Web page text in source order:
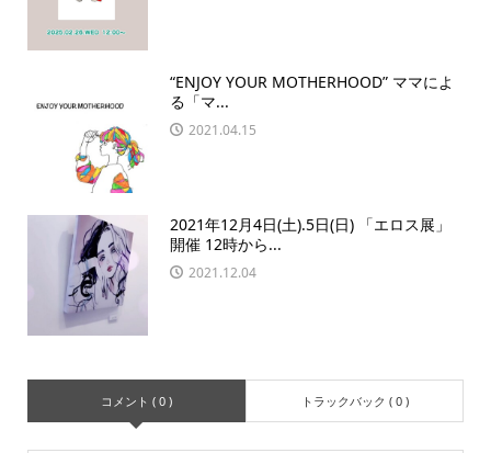
“ENJOY YOUR MOTHERHOOD” ママによ
る「マ...
2021.04.15
2021年12月4日(土).5日(日) 「エロス展」
開催 12時から...
2021.12.04
コメント ( 0 ) トラックバック ( 0 )